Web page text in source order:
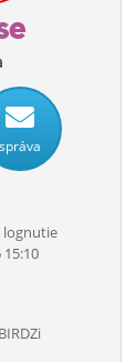
správa
lognutie